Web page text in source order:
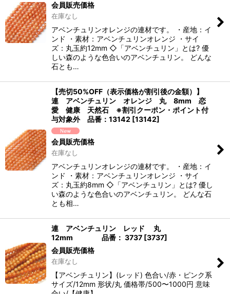
会員販売価格
在庫なし
アベンチュリンオレンジの連材です。 ・産地：イ
ンド ・素材：アベンチュリンオレンジ ・サイ
ズ：丸玉約12mm ◇「アベンチュリン」とは? 優
しい森のような色合いのアベンチュリン。 どんな
石とも…
【売切50%OFF（表示価格が割引後の金額）】
連 アベンチュリン オレンジ 丸 8mm 恋
愛 健康 天然石 ※割引クーポン・ポイント付
与対象外 品番：13142 [13142]
会員販売価格
在庫なし
アベンチュリンオレンジの連材です。 ・産地：イ
ンド ・素材：アベンチュリンオレンジ ・サイ
ズ：丸玉約8mm ◇「アベンチュリン」とは? 優し
い森のような色合いのアベンチュリン。 どんな石
とも相…
連 アベンチュリン レッド 丸
12mm 品番： 3737 [3737]
会員販売価格
在庫なし
【アベンチュリン】(レッド) 色合い/赤・ピンク系
サイズ/12mm 形状/丸 価格帯/500〜1000円 意味